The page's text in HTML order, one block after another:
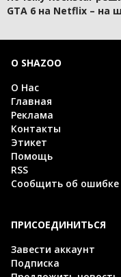
GTA 6 на Netflix – на
О SHAZOO
О Нас
Главная
Реклама
Контакты
Этикет
Помощь
RSS
Сообщить об ошибке
ПРИСОЕДИНИТЬСЯ
Завести аккаунт
Подписка